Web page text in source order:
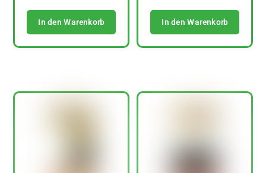
In den Warenkorb In den Warenkorb